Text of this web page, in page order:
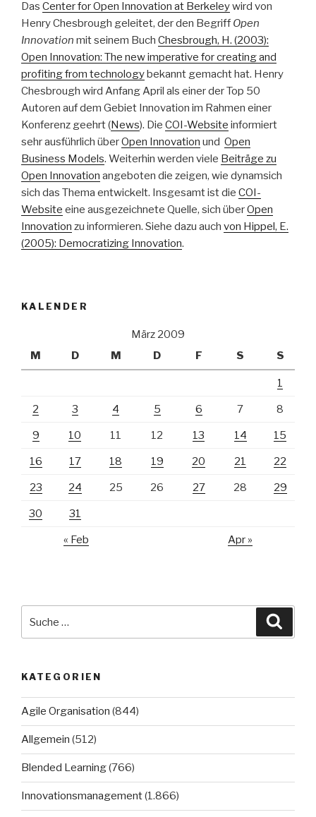
Das Center for Open Innovation at Berkeleywird von
Henry Chesbrough geleitet, der den Begriff Open
Innovation mit seinem Buch Chesbrough, H. (2003):
Open Innovation: The new imperative for creating and
profiting from technologybekannt gemacht hat. Henry
Chesbrough wird Anfang April als einer der Top 50
Autoren auf dem Gebiet Innovation im Rahmen einer
Konferenz geehrt (News). Die COI-Website informiert
sehr ausführlich überOpen Innovation und Open
Business Models. Weiterhin werden viele Beiträge zu
Open Innovation angeboten die zeigen, wie dynamsich
sich das Thema entwickelt. Insgesamt ist die COI-
Website eine ausgezeichnete Quelle, sich überOpen
Innovation zu informieren. Siehe dazu auch von Hippel, E.
(2005): Democratizing Innovation.
KALENDER
März 2009
M
D M D F S S
1
2 3 4 5 6 7 8
9 10 11 12 13 14 15
16 17 18 19 20 21 22
23 24 25 26 27 28 29
30 31
« Feb Apr »
nach:
KATEGORIEN
Agile Organisation (844)
Allgemein (512)
Blended Learning(766)
Innovationsmanagement(1.866)